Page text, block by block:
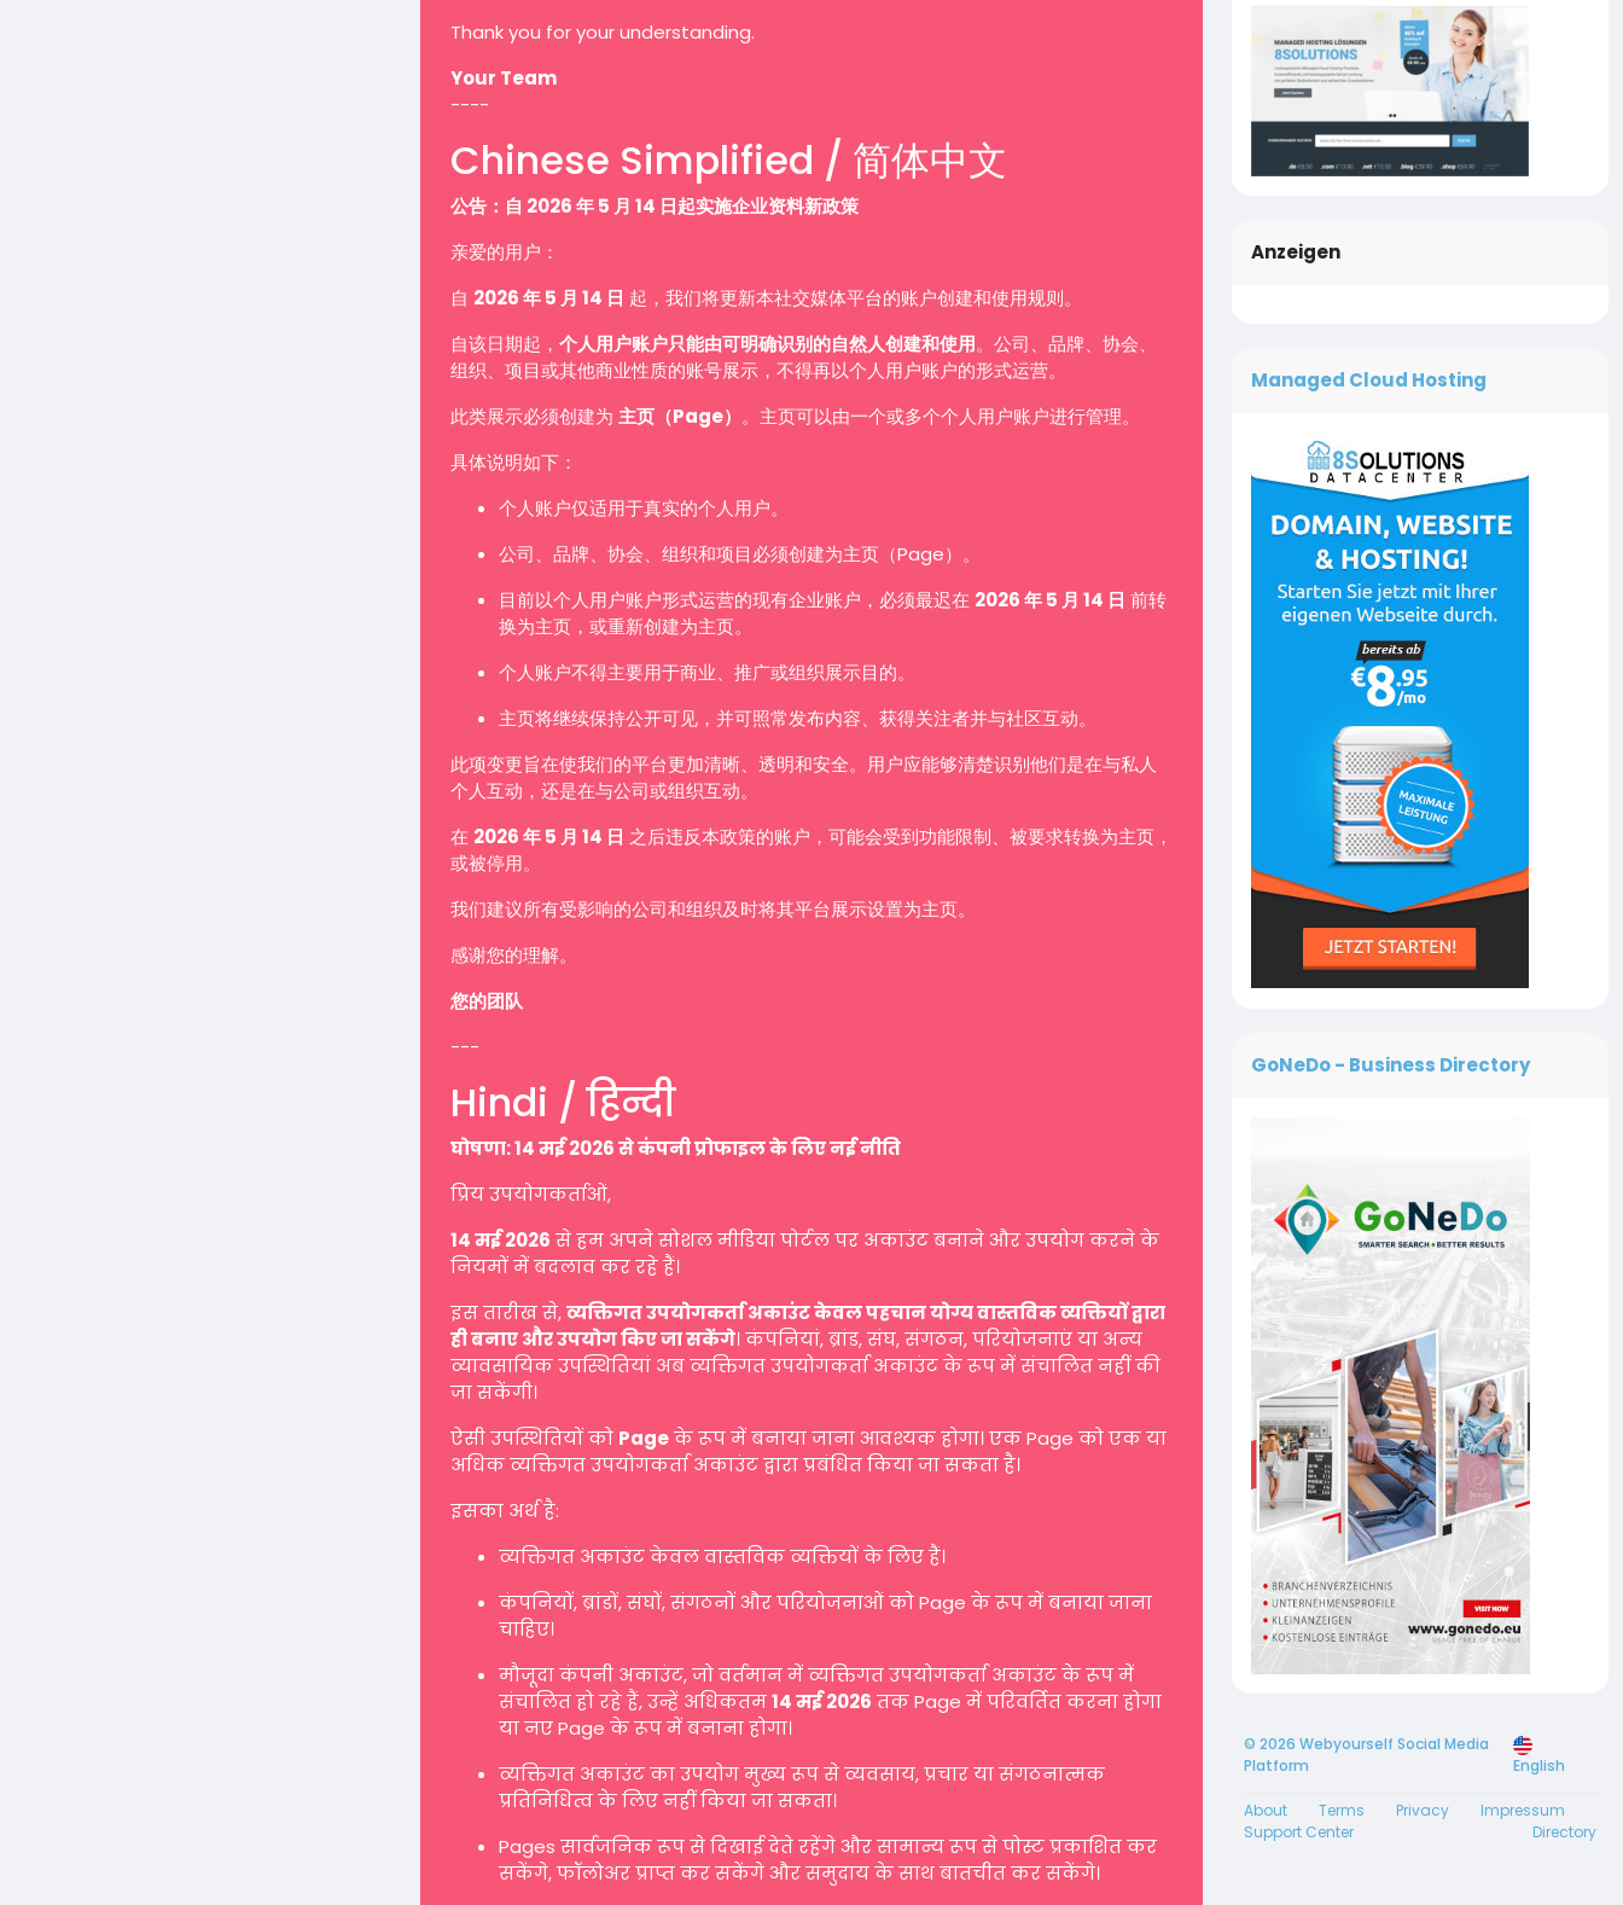
Thank you for your understanding.
Your Team
----
Chinese Simplified / 简体中文
公告：自 2026 年 5 月 14 日起实施企业资料新政策
亲爱的用户：
自 2026 年 5 月 14 日 起，我们将更新本社交媒体平台的账户创建和使用规则。
自该日期起， 个人用户账户只能由可明确识别的自然人创建和使用。公司、品牌、协会、
组织、项目或其他商业性质的账号展示，不得再以个人用户账户的形式运营。
此类展示必须创建为 主页（Page） 。主页可以由一个或多个个人用户账户进行管理。
具体说明如下：
个人账户仅适用于真实的个人用户。
公司、品牌、协会、组织和项目必须创建为主页（Page）。
目前以个人用户账户形式运营的现有企业账户，必须最迟在 2026 年 5 月 14 日 前转
换为主页，或重新创建为主页。
个人账户不得主要用于商业、推广或组织展示目的。
主页将继续保持公开可见，并可照常发布内容、获得关注者并与社区互动。
此项变更旨在使我们的平台更加清晰、透明和安全。用户应能够清楚识别他们是在与私人
个人互动，还是在与公司或组织互动。
在 2026 年 5 月 14 日 之后违反本政策的账户，可能会受到功能限制、被要求转换为主页，
或被停用。
我们建议所有受影响的公司和组织及时将其平台展示设置为主页。
感谢您的理解。
您的团队
---
Hindi / हिन्दी
घोषणा: 14 मई 2026 से कंपनी प्रोफाइल के लिए नई नीति
प्रिय उपयोगकर्ताओं,
14 मई 2026 से हम अपने सोशल मीडिया पोर्टल पर अकाउंट बनाने और उपयोग करने के
नियमों में बदलाव कर रहे हैं।
इस तारीख से,व्यक्तिगत उपयोगकर्ता अकाउंट केवल पहचान योग्य वास्तविक व्यक्तियों द्वारा
ही बनाए और उपयोग किए जा सकेंगे। कंपनियां, ब्रांड, संघ, संगठन, परियोजनाएं या अन्य
व्यावसायिक उपस्थितियां अब व्यक्तिगत उपयोगकर्ता अकाउंट के रूप में संचालित नहीं की
जा सकेंगी।
ऐसी उपस्थितियों को Pageके रूप में बनाया जाना आवश्यक होगा। एक Page को एक या
अधिक व्यक्तिगत उपयोगकर्ता अकाउंट द्वारा प्रबंधित किया जा सकता है।
इसका अर्थ है:
व्यक्तिगत अकाउंट केवल वास्तविक व्यक्तियों के लिए हैं।
कंपनियों, ब्रांडों, संघों, संगठनों और परियोजनाओं को Page के रूप में बनाया जाना
चाहिए।
मौजूदा कंपनी अकाउंट, जो वर्तमान में व्यक्तिगत उपयोगकर्ता अकाउंट के रूप में
संचालित हो रहे हैं, उन्हें अधिकतम14 मई 2026 तक Page में परिवर्तित करना होगा
या नए Page के रूप में बनाना होगा।
व्यक्तिगत अकाउंट का उपयोग मुख्य रूप से व्यवसाय, प्रचार या संगठनात्मक
प्रतिनिधित्व के लिए नहीं किया जा सकता।
Pages सार्वजनिक रूप से दिखाई देते रहेंगे और सामान्य रूप से पोस्ट प्रकाशित कर
सकेंगे, फॉलोअर प्राप्त कर सकेंगे और समुदाय के साथ बातचीत कर सकेंगे।
Anzeigen
Managed Cloud Hosting
GoNeDo - Business Directory
© 2026 Webyourself Social Media
Platform
English
About Terms Privacy
Impressum
Support Center
Directory